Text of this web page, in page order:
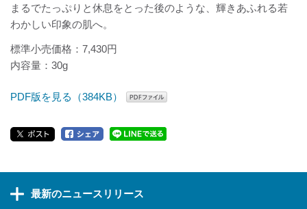
まるでたっぷりと休息をとった後のような、輝きあふれる若
わかしい印象の肌へ。
標準小売価格：7,430円
内容量：30g
PDF版を見る（384KB）
最新のニュースリリース